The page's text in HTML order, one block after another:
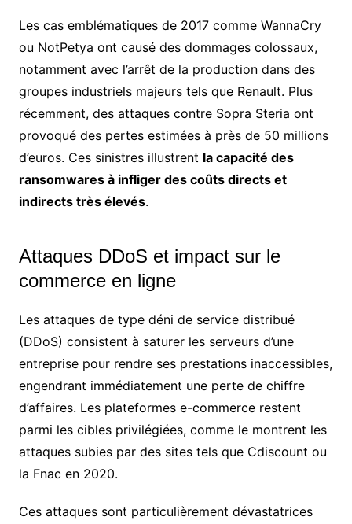
Les cas emblématiques de 2017 comme WannaCry
ou NotPetya ont causé des dommages colossaux,
notamment avec l’arrêt de la production dans des
groupes industriels majeurs tels que Renault. Plus
récemment, des attaques contre Sopra Steria ont
provoqué des pertes estimées à près de 50 millions
d’euros. Ces sinistres illustrent la capacité des
ransomwares à infliger des coûts directs et
indirects très élevés.
Attaques DDoS et impact sur le
commerce en ligne
Les attaques de type déni de service distribué
(DDoS) consistent à saturer les serveurs d’une
entreprise pour rendre ses prestations inaccessibles,
engendrant immédiatement une perte de chiffre
d’affaires. Les plateformes e-commerce restent
parmi les cibles privilégiées, comme le montrent les
attaques subies par des sites tels que Cdiscount ou
la Fnac en 2020.
Ces attaques sont particulièrement dévastatrices